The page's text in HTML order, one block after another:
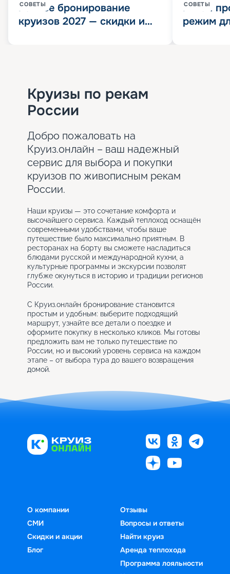
СОВЕТЫ
Раннее бронирование
круизов 2027 — скидки и
СОВЕТЫ
Китай
режим
Круизы по рекам
России
Добро пожаловать на
Круиз.онлайн – ваш надежный
сервис для выбора и покупки
круизов по живописным рекам
России.
Наши круизы — это сочетание комфорта и
высочайшего сервиса. Каждый теплоход оснащён
современными удобствами, чтобы ваше
путешествие было максимально приятным. В
ресторанах на борту вы сможете насладиться
блюдами русской и международной кухни, а
культурные программы и экскурсии позволят
глубже окунуться в историю и традиции регионов
России.
С Круиз.онлайн бронирование становится
простым и удобным: выберите подходящий
маршрут, узнайте все детали о поездке и
оформите покупку в несколько кликов. Мы готовы
предложить вам не только путешествие по
России, но и высокий уровень сервиса на каждом
этапе – от выбора тура до вашего возвращения
домой.
О компании
СМИ
Скидки и акции
Блог
Отзывы
Вопросы и ответы
Найти круиз
Аренда теплохода
Программа лояльности